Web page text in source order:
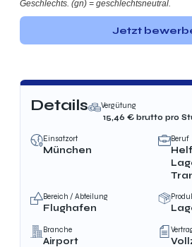
Geschlechts. (gn) = geschlechtsneutral.
Jetzt
Details
Vergütung
15,46 € bruttopro
Einsatzort
München
Beruf
Bereich / Abteilung
Flughafen
Branche
Airport